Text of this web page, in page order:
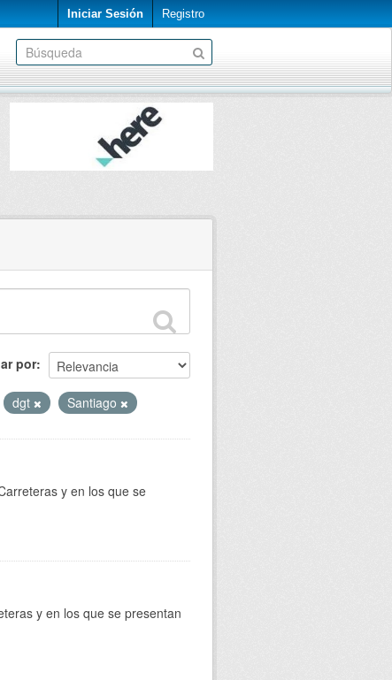
Iniciar Sesión Registro
por
dgt Santiago
y en los que se
y en los que se presentan